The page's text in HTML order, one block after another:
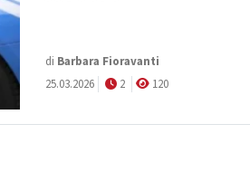
di Barbara Fioravanti
25.03.2026
2 120